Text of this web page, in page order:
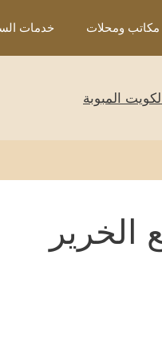
مكاتب ومحلات خدمات